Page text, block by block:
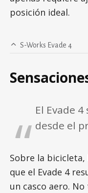
posición ideal.
S-Works Evade 4
El Evade
desde el
Sobre la
que el Evade 4
un casco aero.